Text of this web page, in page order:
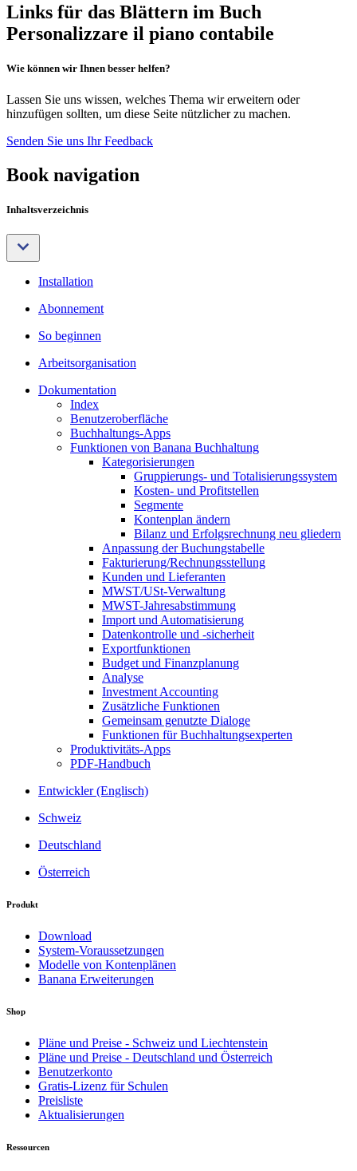
Links für das Blättern im Buch
Personalizzare il piano contabile
Wie können wir Ihnen besser helfen?
Lassen Sie uns wissen, welches Thema wir erweitern oder
hinzufügen sollten, um diese Seite nützlicher zu machen.
Senden Sie uns Ihr Feedback
Book navigation
Inhaltsverzeichnis
Installation
Abonnement
So beginnen
Arbeitsorganisation
Dokumentation
Index
Benutzeroberfläche
Buchhaltungs-Apps
Funktionen von Banana Buchhaltung
Kategorisierungen
Gruppierungs- und Totalisierungssystem
Kosten- und Profitstellen
Segmente
Kontenplan ändern
Bilanz und Erfolgsrechnung neu gliedern
Anpassung der Buchungstabelle
Fakturierung/Rechnungsstellung
Kunden und Lieferanten
MWST/USt-Verwaltung
MWST-Jahresabstimmung
Import und Automatisierung
Datenkontrolle und -sicherheit
Exportfunktionen
Budget und Finanzplanung
Analyse
Investment Accounting
Zusätzliche Funktionen
Gemeinsam genutzte Dialoge
Funktionen für Buchhaltungsexperten
Produktivitäts-Apps
PDF-Handbuch
Entwickler (Englisch)
Schweiz
Deutschland
Österreich
Produkt
Download
System-Voraussetzungen
Modelle von Kontenplänen
Banana Erweiterungen
Shop
Pläne und Preise - Schweiz und Liechtenstein
Pläne und Preise - Deutschland und Österreich
Benutzerkonto
Gratis-Lizenz für Schulen
Preisliste
Aktualisierungen
Ressourcen